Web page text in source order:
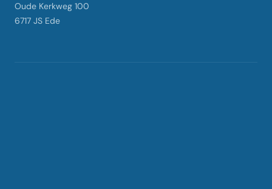
Oude Kerkweg 100
6717 JS Ede